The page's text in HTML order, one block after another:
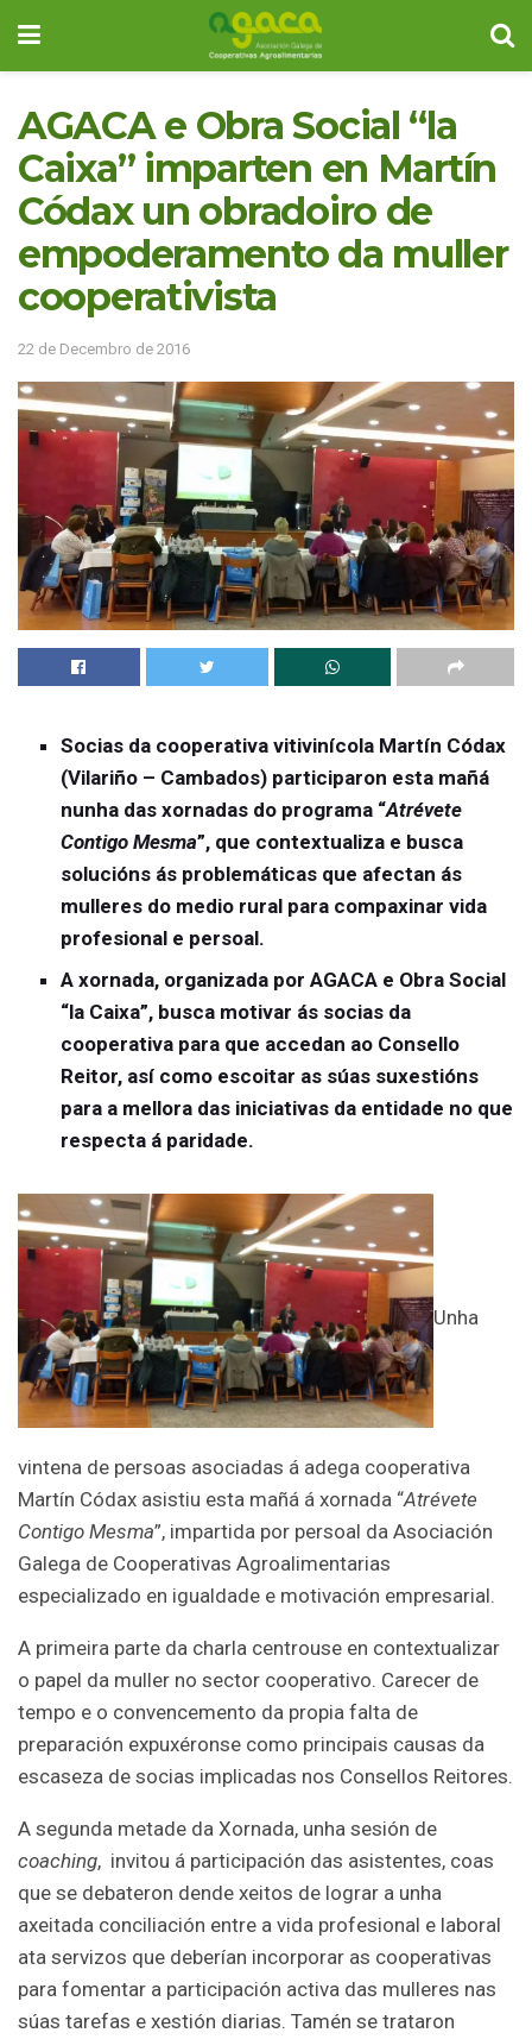
AGACA e Obra Social “la
Caixa” imparten en Martín
Códax un obradoiro de
empoderamento da muller
cooperativista
22 de Decembro de 2016
Socias da cooperativa vitivinícola Martín Códax
(Vilariño – Cambados) participaron esta mañá
nunha das xornadas do programa “Atrévete
Contigo Mesma”, que contextualiza e busca
solucións ás problemáticas que afectan ás
mulleres do medio rural para compaxinar vida
profesional e persoal.
A xornada, organizada por AGACA e Obra Social
“la Caixa”, busca motivar ás socias da
cooperativa para que accedan ao Consello
Reitor, así como escoitar as súas suxestións
para a mellora das iniciativas da entidade no que
respecta á paridade.
Unha
vintena de persoas asociadas á adega cooperativa
Martín Códax asistiu esta mañá á xornada “Atrévete
Contigo Mesma”, impartida por persoal da Asociación
Galega de Cooperativas Agroalimentarias
especializado en igualdade e motivación empresarial.
A primeira parte da charla centrouse en contextualizar
o papel da muller no sector cooperativo. Carecer de
tempo e o convencemento da propia falta de
preparación expuxéronse como principais causas da
escaseza de socias implicadas nos Consellos Reitores.
A segunda metade da Xornada, unha sesión de
coaching, invitou á participación das asistentes, coas
que se debateron dende xeitos de lograr a unha
axeitada conciliación entre a vida profesional e laboral
ata servizos que deberían incorporar as cooperativas
para fomentar a participación activa das mulleres nas
súas tarefas e xestión diarias. Tamén se trataron